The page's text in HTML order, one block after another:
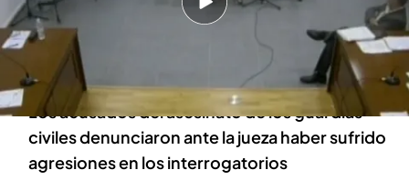
Kiko 'El Cabra' reconoce que esa tarde estaba
en una embarcación prohibida pero no en la
que arrolló a los guardias civiles
Los acusados del asesinato de los guardias
civiles denunciaron ante la jueza haber sufrido
agresiones en los interrogatorios